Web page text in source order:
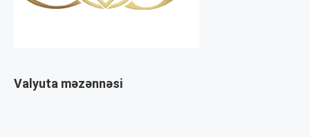
Valyuta məzənnəsi